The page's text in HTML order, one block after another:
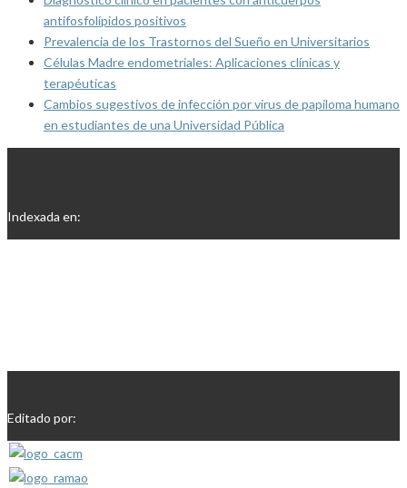
antifosfolípidos positivos
Prevalencia de los Trastornos del Sueño en Universitarios
Células Madre endometriales: Aplicaciones clínicas y
terapéuticas
Cambios sugestivos de infección por virus de papiloma humano
en estudiantes de una Universidad Pública
Indexada en:
Editado por: